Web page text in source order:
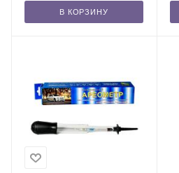
В КОРЗИНУ